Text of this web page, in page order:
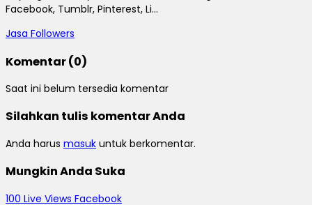
Facebook, Tumblr, Pinterest, Li...
Jasa Followers
Komentar (0)
Saat ini belum tersedia komentar
Silahkan tulis komentar Anda
Anda harus masuk untuk berkomentar.
Mungkin Anda Suka
100 Live Views Facebook